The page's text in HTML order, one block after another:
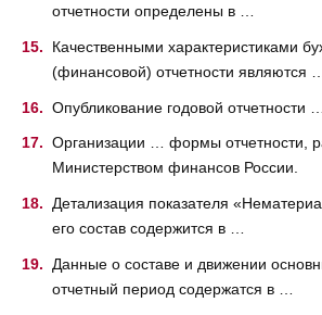
отчетности определены в …
Качественными характеристиками
(финансовой) отчетности являются …
Опубликование годовой отчетности …
Организации … формы отчетности,
Министерством финансов России.
Детализация показателя
его состав содержится в …
Данные о составе и движении
отчетный период содержатся в …